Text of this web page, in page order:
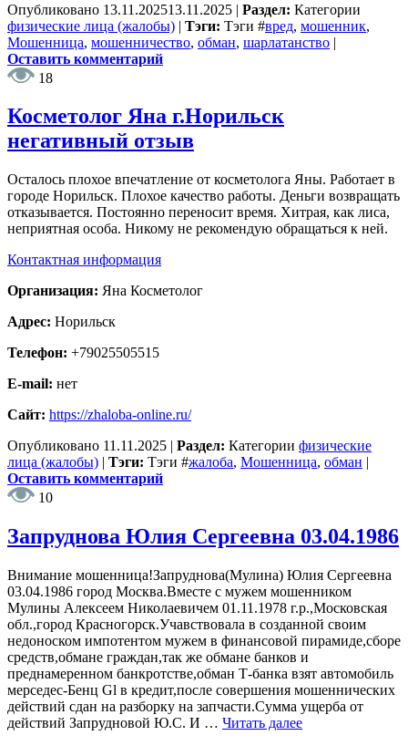
Опубликовано 13.11.202513.11.2025 | Раздел: Категории
физические лица (жалобы) | Тэги: Тэги #вред, мошенник,
Мошенница, мошенничество, обман, шарлатанство |
Оставить комментарий
18
Косметолог Яна г.Норильск
негативный отзыв
Осталось плохое впечатление от косметолога Яны. Работает в
городе Норильск. Плохое качество работы. Деньги возвращать
отказывается. Постоянно переносит время. Хитрая, как лиса,
неприятная особа. Никому не рекомендую обращаться к ней.
Контактная информация
Организация: Яна Косметолог
Адрес: Норильск
Телефон: +79025505515
E-mail: нет
Сайт: https://zhaloba-online.ru/
Опубликовано 11.11.2025 | Раздел: Категории физические
лица (жалобы) | Тэги: Тэги #жалоба, Мошенница, обман |
Оставить комментарий
10
Запруднова Юлия Сергеевна 03.04.1986
Внимание мошенница!Запруднова(Мулина) Юлия Сергеевна
03.04.1986 город Москва.Вместе с мужем мошенником
Мулины Алексеем Николаевичем 01.11.1978 г.р.,Московская
обл.,город Красногорск.Учавствовала в созданной своим
недоноском импотентом мужем в финансовой пирамиде,сборе
средств,обмане граждан,так же обмане банков и
преднамеренном банкротстве,обман Т-банка взят автомобиль
мерседес-Бенц Gl в кредит,после совершения мошеннических
действий сдан на разборку на запчасти.Сумма ущерба от
действий Запрудновой Ю.С. И … Читать далее